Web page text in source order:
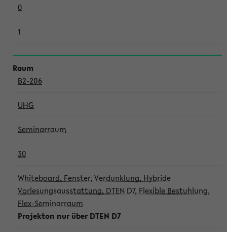
0
1
B2-206
UHG
Seminarraum
30
Whiteboard, Fenster, Verdunklung, Hybride
Vorlesungsausstattung, DTEN D7, Flexible Bestuhlung,
Flex-Seminarraum
Projekton nur über DTEN D7